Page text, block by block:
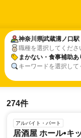
神奈川県武蔵溝ノ口駅
職種を選択してくださ
まかない・食事補助あ
キーワードを選択して
神奈川県武蔵溝ノ口駅
まかない・食事補助あ
274件
アルバイト・パート
居酒屋 ホール•キ